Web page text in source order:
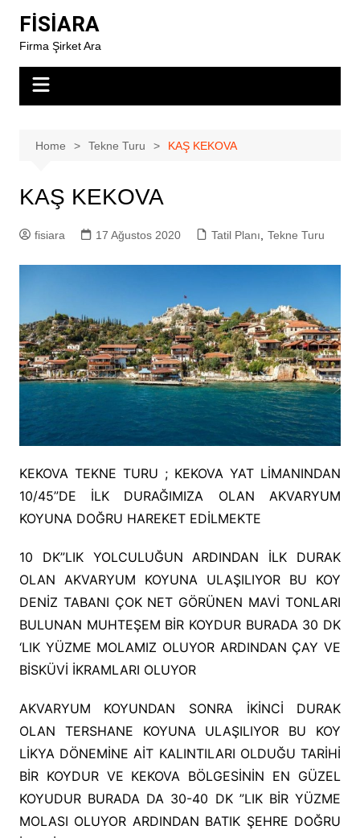
content
FİSİARA
Firma Şirket Ara
Home Tekne Turu KAŞ KEKOVA
KAŞ KEKOVA
fisiara 17 Ağustos 2020 Tatil Planı Tekne Turu
KEKOVA TEKNE TURU ; KEKOVA YAT LİMANINDAN
10/45”DE İLK DURAĞIMIZA OLAN AKVARYUM
KOYUNA DOĞRU HAREKET EDİLMEKTE
10 DK”LIK YOLCULUĞUN ARDINDAN İLK DURAK
OLAN AKVARYUM KOYUNA ULAŞILIYOR BU KOY
DENİZ TABANI ÇOK NET GÖRÜNEN MAVİ TONLARI
BULUNAN MUHTEŞEM BİR KOYDUR BURADA 30 DK
‘LIK YÜZME MOLAMIZ OLUYOR ARDINDAN ÇAY VE
BİSKÜVİ İKRAMLARI OLUYOR
AKVARYUM KOYUNDAN SONRA İKİNCİ DURAK
OLAN TERSHANE KOYUNA ULAŞILIYOR BU KOY
LİKYA DÖNEMİNE AİT KALINTILARI OLDUĞU TARİHİ
BİR KOYDUR VE KEKOVA BÖLGESİNİN EN GÜZEL
KOYUDUR BURADA DA 30-40 DK ”LIK BİR YÜZME
MOLASI OLUYOR ARDINDAN BATIK ŞEHRE DOĞRU